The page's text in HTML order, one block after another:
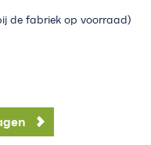
de fabriek op voorraad)